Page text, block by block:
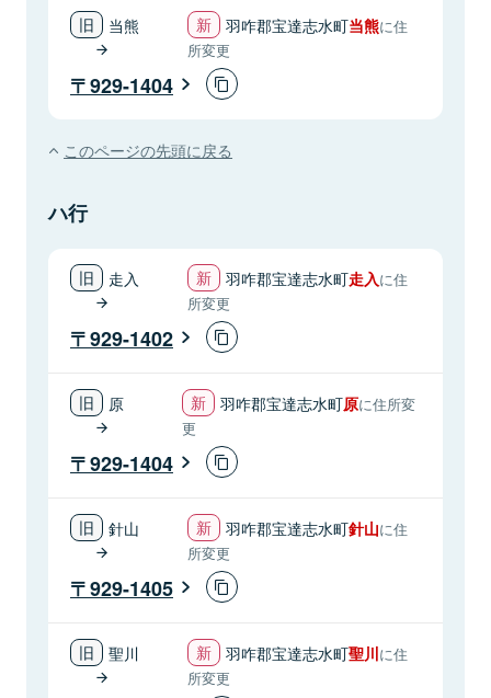
当熊 羽咋郡宝達志水町当熊に住
所変更
929-1404
このページの先頭に戻る
ハ行
走入 羽咋郡宝達志水町走入に住
所変更
929-1402
原 羽咋郡宝達志水町原に住所変
更
929-1404
針山 羽咋郡宝達志水町針山に住
所変更
929-1405
聖川 羽咋郡宝達志水町聖川に住
所変更